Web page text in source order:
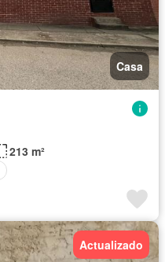
Casa
213 m²
Actualizado